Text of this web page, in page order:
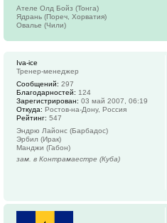
Ателе Олд Бойз (Тонга)
Ядрань (Пореч, Хорватия)
Овалье (Чили)
Iva-ice
Тренер-менеджер
Сообщений: 297
Благодарностей: 124
Зарегистрирован: 03 май 2007, 06:19
Откуда: Ростов-на-Дону, Россия
Рейтинг: 547
Эндрю Лайонс (Барбадос)
Эрбил (Ирак)
Манджи (Габон)
зам. в Контрамаестре (Куба)